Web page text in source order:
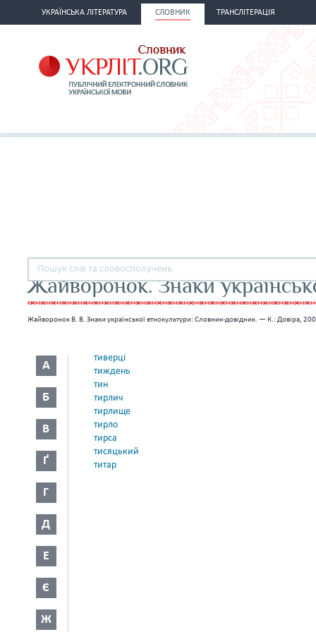
УКРАЇНСЬКА ЛІТЕРАТУРА СЛОВНИК ТРАНСЛІТЕРАЦІЯ
Жайворонок. Знаки
Жайворонок В. В. Знаки української етнокультури: Словник-довідник. — К.: Довіра,
А
Б
В
Ґ
Г
Д
Е
Є
Ж
тиверці
тиждень
тин
тирлич
тирлище
тирло
тирса
тисяцький
титар